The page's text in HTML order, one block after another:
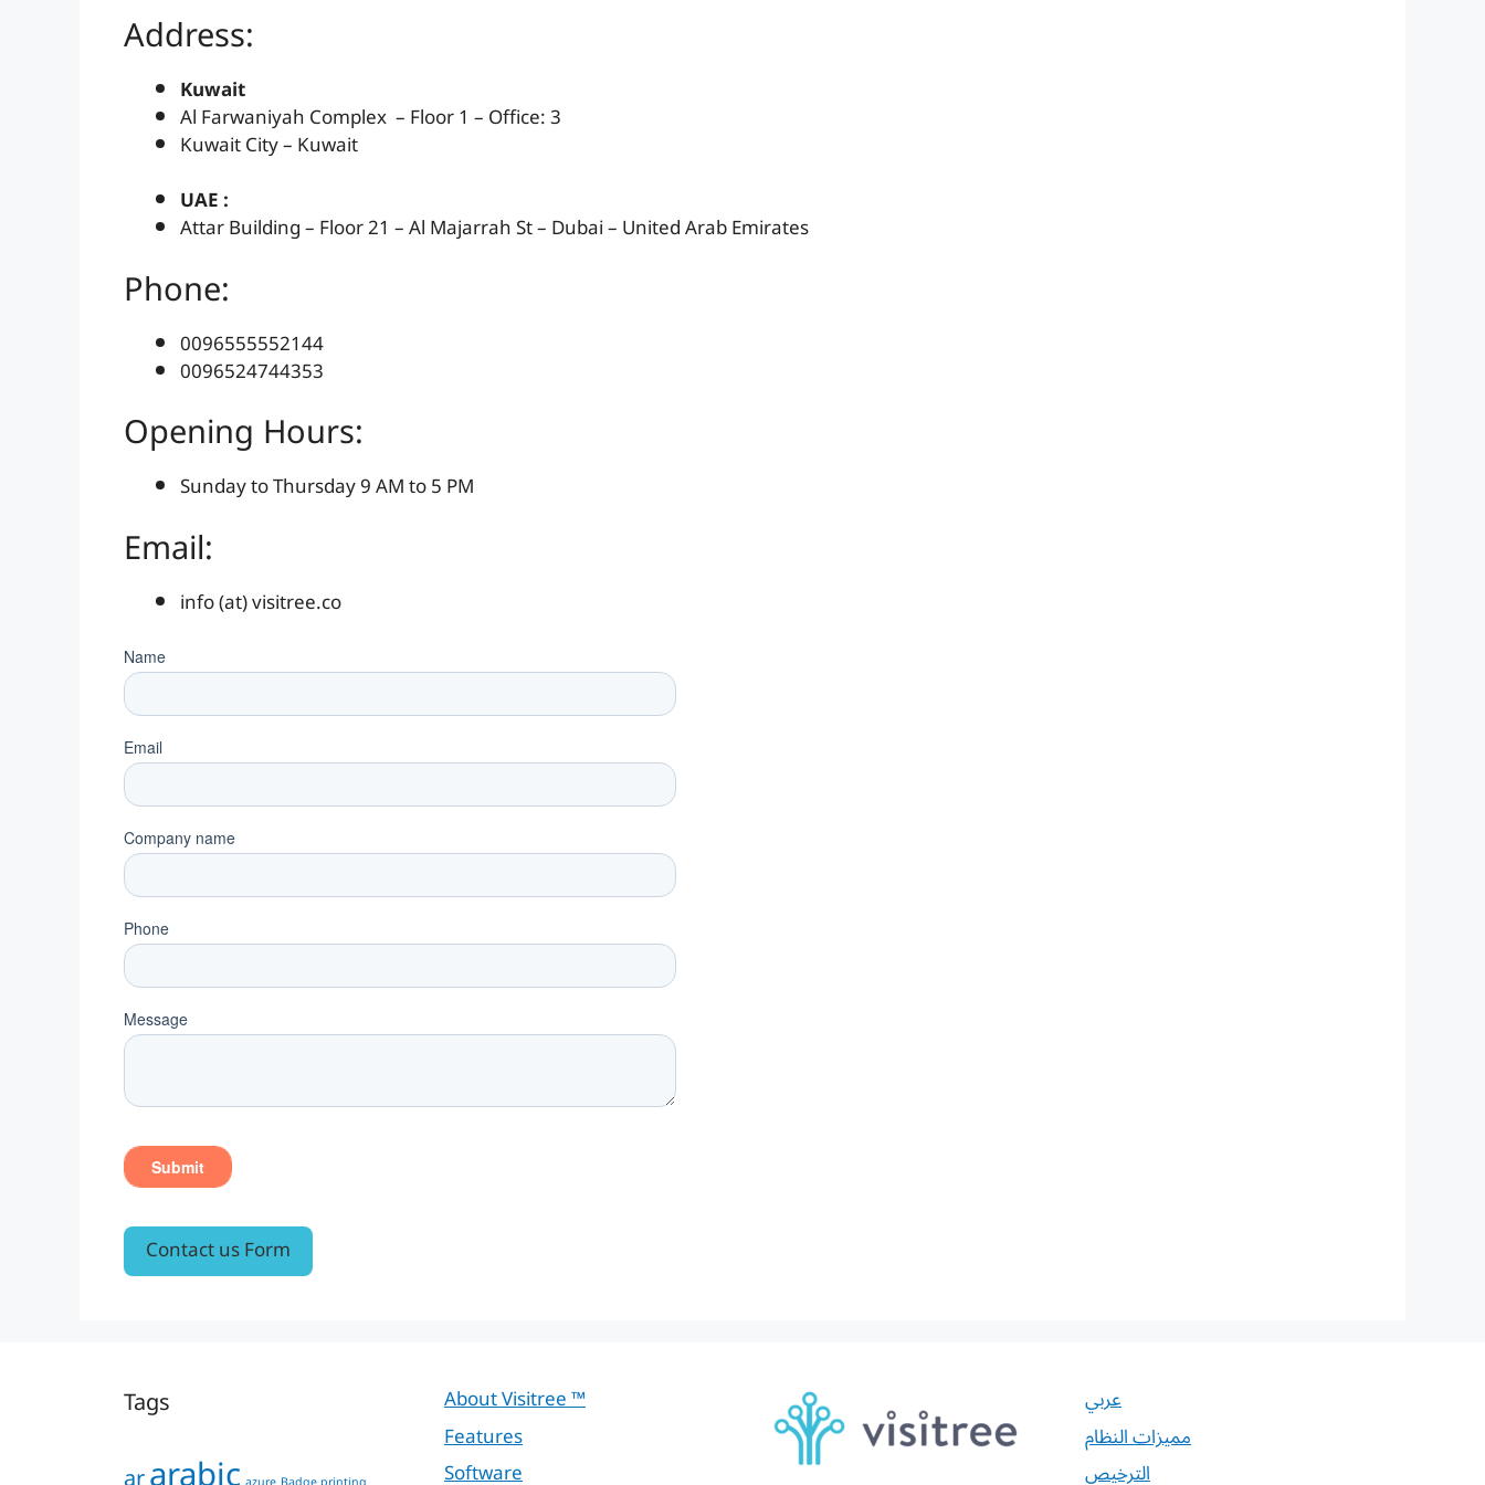
Address:
Kuwait
Al Farwaniyah Complex – Floor 1 – Office: 3
Kuwait City – Kuwait
UAE :
Attar Building – Floor 21 – Al Majarrah St – Dubai – United Arab Emirates
Phone:
0096555552144
0096524744353
Opening Hours:
Sunday to Thursday 9 AM to 5 PM
Email:
info (at) visitree.co
Contact us Form
Tags
About Visitree ™
Features
Software
عربي
مميزات النظام
الترخيص